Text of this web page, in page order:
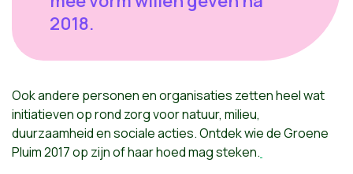
2018.
Ook andere personen en organisaties zetten heel wat
initiatieven op rond zorg voor natuur, milieu,
duurzaamheid en sociale acties. Ontdek wie de Groene
Pluim 2017 op zijn of haar hoed mag steken.